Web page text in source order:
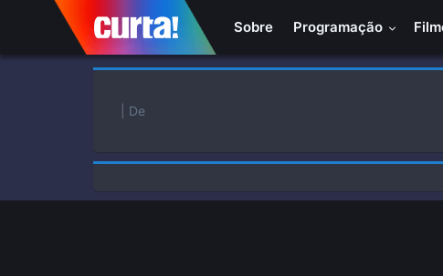
Sobre Programação
| De